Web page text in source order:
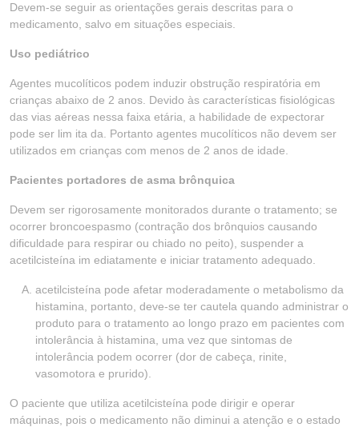
Devem-se seguir as orientações gerais descritas para o
medicamento, salvo em situações especiais.
Uso pediátrico
Agentes mucolíticos podem induzir obstrução respiratória em
crianças abaixo de 2 anos. Devido às características fisiológicas
das vias aéreas nessa faixa etária, a habilidade de expectorar
pode ser lim ita da. Portanto agentes mucolíticos não devem ser
utilizados em crianças com menos de 2 anos de idade.
Pacientes portadores de asma brônquica
Devem ser rigorosamente monitorados durante o tratamento; se
ocorrer broncoespasmo (contração dos brônquios causando
dificuldade para respirar ou chiado no peito), suspender a
acetilcisteína im ediatamente e iniciar tratamento adequado.
acetilcisteína pode afetar moderadamente o metabolismo da
histamina, portanto, deve-se ter cautela quando administrar o
produto para o tratamento ao longo prazo em pacientes com
intolerância à histamina, uma vez que sintomas de
intolerância podem ocorrer (dor de cabeça, rinite,
vasomotora e prurido).
O paciente que utiliza acetilcisteína pode dirigir e operar
máquinas, pois o medicamento não diminui a atenção e o estado